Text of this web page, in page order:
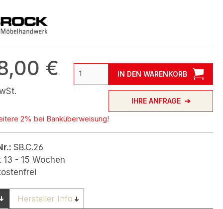
€ IN DEN WARENKORB
IHRE ANFRAGE
2% bei Banküberweisung!
SB.C.26
13 - 15 Wochen
Hersteller Info